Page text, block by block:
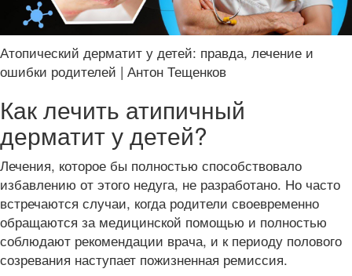
Атопический дерматит у детей: правда, лечение и
ошибки родителей | Антон Тещенков
Как лечить атипичный
дерматит у детей?
Лечения, которое бы полностью способствовало
избавлению от этого недуга, не разработано. Но часто
встречаются случаи, когда родители своевременно
обращаются за медицинской помощью и полностью
соблюдают рекомендации врача, и к периоду полового
созревания наступает пожизненная ремиссия.